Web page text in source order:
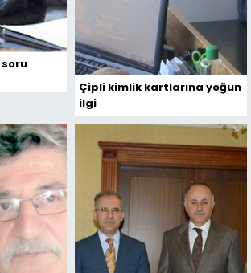
Çipli kimlik kartlarına yoğun
ilgi